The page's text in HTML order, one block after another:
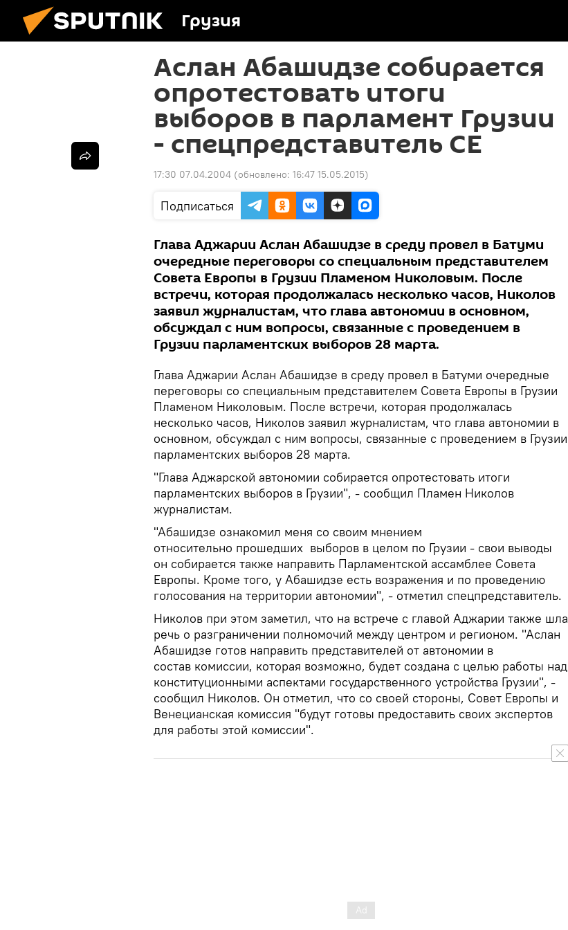
Грузия
Аслан Абашидзе собирается
опротестовать итоги
выборов в парламент Грузии
- спецпредставитель СЕ
17:30 07.04.2004 (обновлено: 16:47 15.05.2015)
Подписаться
Глава Аджарии Аслан Абашидзе в среду провел в Батуми
очередные переговоры со специальным представителем
Совета Европы в Грузии Пламеном Николовым. После
встречи, которая продолжалась несколько часов, Николов
заявил журналистам, что глава автономии в основном,
обсуждал с ним вопросы, связанные с проведением в
Грузии парламентских выборов 28 марта.
Глава Аджарии Аслан Абашидзе в среду провел в Батуми очередные
переговоры со специальным представителем Совета Европы в Грузии
Пламеном Николовым. После встречи, которая продолжалась
несколько часов, Николов заявил журналистам, что глава автономии в
основном, обсуждал с ним вопросы, связанные с проведением в Грузии
парламентских выборов 28 марта.
"Глава Аджарской автономии собирается опротестовать итоги
парламентских выборов в Грузии", - сообщил Пламен Николов
журналистам.
"Абашидзе ознакомил меня со своим мнением
относительно прошедших выборов в целом по Грузии - свои выводы
он собирается также направить Парламентской ассамблее Совета
Европы. Кроме того, у Абашидзе есть возражения и по проведению
голосования на территории автономии", - отметил спецпредставитель.
Николов при этом заметил, что на встрече с главой Аджарии также шла
речь о разграничении полномочий между центром и регионом. "Аслан
Абашидзе готов направить представителей от автономии в
состав комиссии, которая возможно, будет создана с целью работы над
конституционными аспектами государственного устройства Грузии", -
сообщил Николов. Он отметил, что со своей стороны, Совет Европы и
Венецианская комиссия "будут готовы предоставить своих экспертов
для работы этой комиссии".